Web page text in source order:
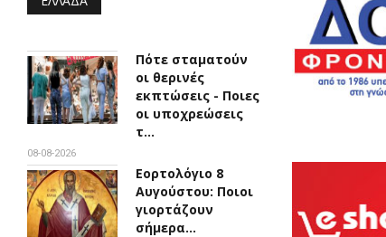
Πότε σταματούν
οι θερινές
εκπτώσεις - Ποιες
οι υποχρεώσεις
τ…
08-08-2026
Εορτολόγιο 8
Αυγούστου: Ποιοι
γιορτάζουν
σήμερα…